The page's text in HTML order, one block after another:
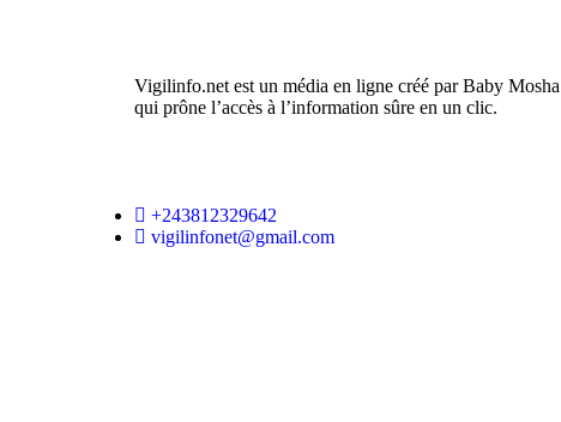
Vigilinfo.net est un média en ligne créé par Baby Mosha
qui prône l’accès à l’information sûre en un clic.
+243812329642
vigilinfonet@gmail.com